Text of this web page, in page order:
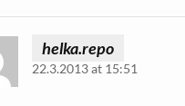
helka.repo
22.3.2013 at 15:51